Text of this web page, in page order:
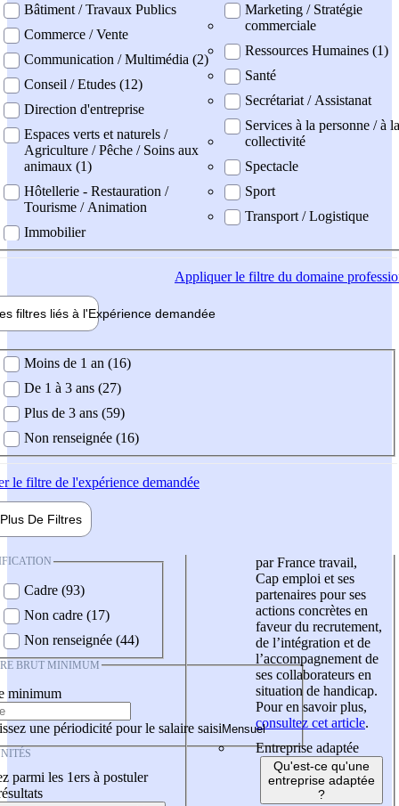
Bâtiment / Travaux Publics
Commerce / Vente
Communication / Multimédia (2)
Conseil / Etudes (12)
Direction d'entreprise
Espaces verts et naturels /
Agriculture / Pêche / Soins aux
animaux (1)
Hôtellerie - Restauration /
Tourisme / Animation
Immobilier
Marketing / Stratégie
commerciale
Ressources Humaines (1)
Santé
Secrétariat / Assistanat
Services à la personne / à la
collectivité
Spectacle
Sport
Transport / Logistique
Appliquerle filtre du domaine
filtres liés à l'Expérience demandée
demandée
Moins de 1 an (16)
De 1 à 3 ans (27)
Plus de 3 ans (59)
Non renseignée (16)
le filtre de l'expérience demandée
Plus De Filtres
Cadre (93)
Non cadre (17)
Non renseignée (44)
BRUT MINIMUM
minimum
une périodicité pour le salaire saisi
parmi les 1ers à postuler
par France travail,
Cap emploi et ses
partenaires pour ses
actions concrètes en
faveur du recrutement,
de l’intégration et de
l’accompagnement de
ses collaborateurs en
situation de handicap.
Pour en savoir plus,
consultez cet article.
Entreprise adaptée
Qu'est-ce qu'une
entreprise adaptée
?